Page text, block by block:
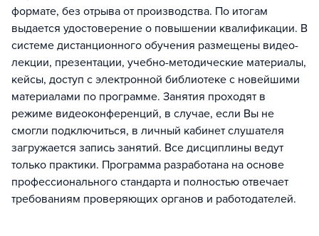
формате, без отрыва от производства. По итогам
выдается удостоверение о повышении квалификации. В
системе дистанционного обучения размещены видео-
лекции, презентации, учебно-методические материалы,
кейсы, доступ с электронной библиотеке с новейшими
материалами по программе. Занятия проходят в
режиме видеоконференций, в случае, если Вы не
смогли подключиться, в личный кабинет слушателя
загружается запись занятий. Все дисциплины ведут
только практики. Программа разработана на основе
профессионального стандарта и полностью отвечает
требованиям проверяющих органов и работодателей.